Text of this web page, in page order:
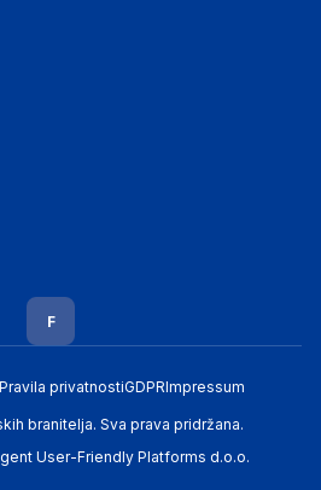
F
Pravila privatnostiGDPRImpressum
branitelja. Sva prava pridržana.
User-Friendly Platforms d.o.o.